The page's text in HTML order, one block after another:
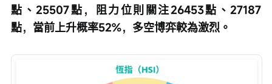
點、25507點，阻力位則關注26453點、27187
點，當前上升概率52%，多空博弈較為激烈。